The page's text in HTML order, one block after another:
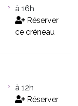
à 16h
Réserver
ce créneau
à 12h
Réserver